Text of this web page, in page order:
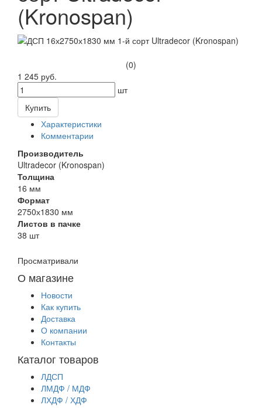
(Kronospan)
(0)
1 245 руб.
шт
Купить
Характеристики
Комментарии
Производитель
Ultradecor (Kronospan)
Толщина
16 мм
Формат
2750х1830 мм
Листов в пачке
38 шт
Просматривали
О магазине
Новости
Как купить
Доставка
О компании
Контакты
Каталог товаров
ЛДСП
ЛМДФ / МДФ
ЛХДФ / ХДФ